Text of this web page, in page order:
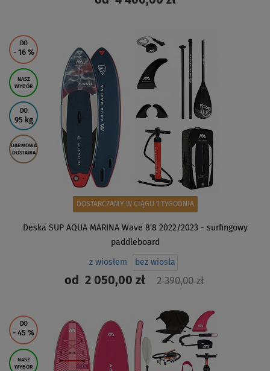
DO
- 16 %
NASZ
WYBÓR
DO
95 kg
DARMOWA
DOSTAWA
DOSTARCZAMY W CIĄGU 1 TYGODNIA
Deska SUP AQUA MARINA Wave 8'8 2022/2023 - surfingowy
paddleboard
z wiosłem bez wiosła
od2 050,00 zł 2 390,00 zł
DO
- 45 %
NASZ
WYBÓR